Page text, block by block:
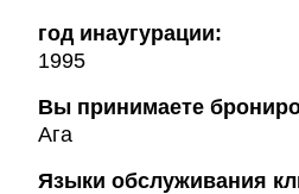
год инаугурации:
1995
Вы принимаете
Ага
Языки обслуживания